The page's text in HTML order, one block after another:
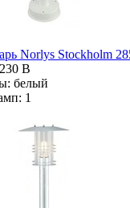
Norlys Stockholm
230 В
белый
1